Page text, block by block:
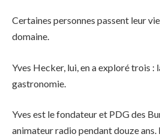
Certaines personnes passent leur
domaine.
Yves Hecker, lui, en a exploré trois :
gastronomie.
Yves est le fondateur et PDG des
animateur radio pendant douze